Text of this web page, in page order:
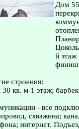
Дом
й этаж
строения:
30 кв. м 1 этаж;
- все
скважина;
интернет.